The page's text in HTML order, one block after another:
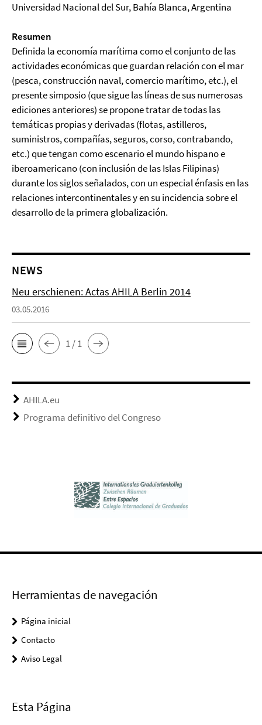
Universidad Nacional del Sur, Bahía Blanca, Argentina
Resumen
Definida la economía marítima como el conjunto de las
actividades económicas que guardan relación con el mar
(pesca, construcción naval, comercio marítimo, etc.), el
presente simposio (que sigue las líneas de sus numerosas
ediciones anteriores) se propone tratar de todas las
temáticas propias y derivadas (flotas, astilleros,
suministros, compañías, seguros, corso, contrabando,
etc.) que tengan como escenario el mundo hispano e
iberoamericano (con inclusión de las Islas Filipinas)
durante los siglos señalados, con un especial énfasis en las
relaciones intercontinentales y en su incidencia sobre el
desarrollo de la primera globalización.
NEWS
Neu erschienen: Actas AHILA Berlin 2014
03.05.2016
1 / 1
AHILA.eu
Programa definitivo del Congreso
Herramientas de navegación
Página inicial
Contacto
Aviso Legal
Esta Página